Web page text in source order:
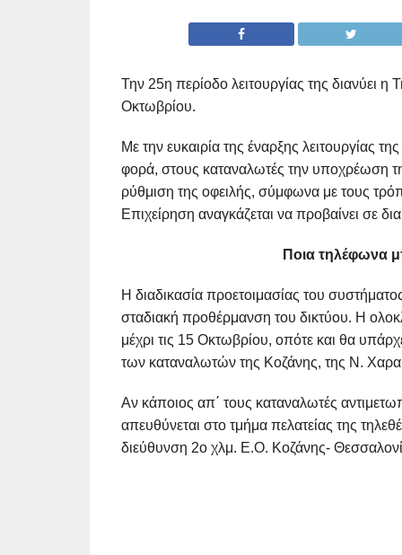
Την 25η περίοδο λειτουργίας της διανύει
Οκτωβρίου.
Με την ευκαιρία της έναρξης λειτουργίας
φορά, στους καταναλωτές την υποχρέωση
ρύθμιση της οφειλής, σύμφωνα με τους
Επιχείρηση αναγκάζεται να προβαίνει σε
Ποια τηλέφωνα
Η διαδικασία προετοιμασίας του
σταδιακή προθέρμανση του δικτύου. Η
μέχρι τις 15 Οκτωβρίου, οπότε και θα
των καταναλωτών της Κοζάνης, της Ν.
Αν κάποιος απ΄ τους καταναλωτές
απευθύνεται στο τμήμα πελατείας της
διεύθυνση 2ο χλμ. Ε.Ο. Κοζάνης-